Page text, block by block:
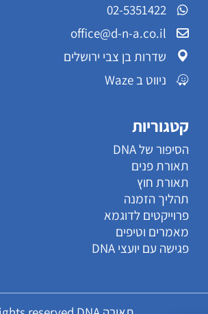
02-5351422
office@d-n-a.co.il
שדרות בן צבי ירושלים
ניווט ב Waze
קטגוריות
הסיפור של DNA
תאורת פנים
תאורת חוץ
תהליך הזמנה
פרוייקטים לדוגמא
מאמרים וטיפים
פגישה עם יועצי DNA